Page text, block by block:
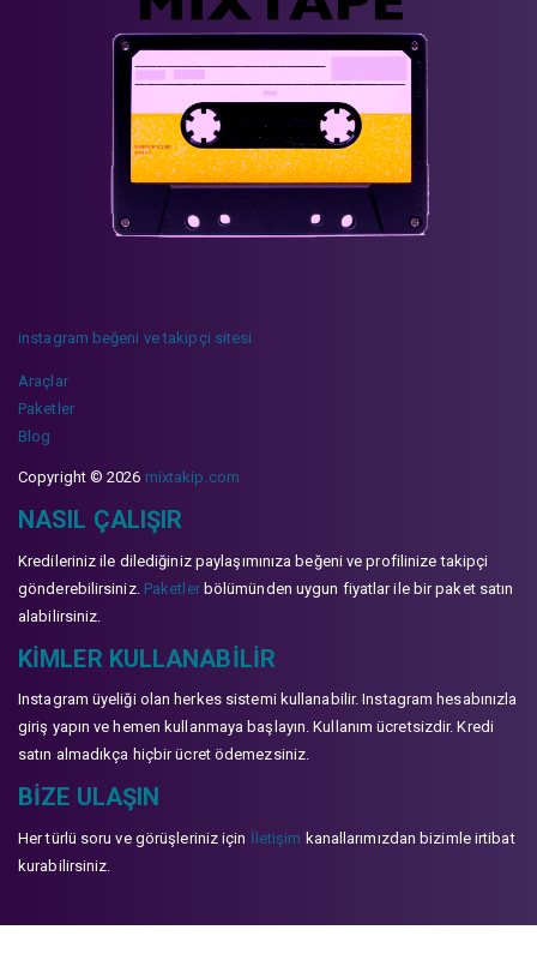
instagram beğeni ve takipçi sitesi
Araçlar
Paketler
Blog
Copyright © 2026 mixtakip.com
NASIL ÇALIŞIR
Kredileriniz ile dilediğiniz paylaşımınıza beğeni ve profilinize takipçi
gönderebilirsiniz. Paketlerbölümünden uygun fiyatlar ile bir paket satın
alabilirsiniz.
KIMLER KULLANABILIR
Instagram üyeliği olan herkes sistemi kullanabilir. Instagram hesabınızla
giriş yapın ve hemen kullanmaya başlayın. Kullanım ücretsizdir. Kredi
satın almadıkça hiçbir ücret ödemezsiniz.
BIZE ULAŞIN
Her türlü soru ve görüşleriniz için İletişim kanallarımızdan bizimle irtibat
kurabilirsiniz.